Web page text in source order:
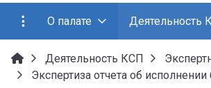
О палате Деятельность
Деятельность КСП
Экспертиза отчета об